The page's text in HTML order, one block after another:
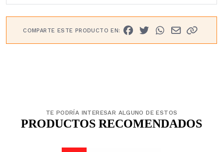
COMPARTE ESTE PRODUCTO EN:
TE PODRÍA INTERESAR ALGUNO DE ESTOS
PRODUCTOS RECOMENDADOS